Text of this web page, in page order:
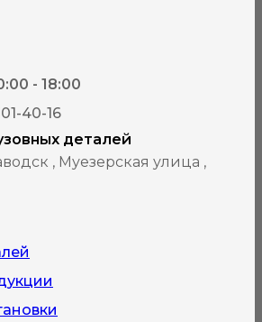
- 18:00
40-16
деталей
, Муезерская улица ,